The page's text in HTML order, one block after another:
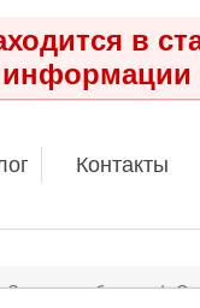
в
Контакты
Зимняя рыбалка /